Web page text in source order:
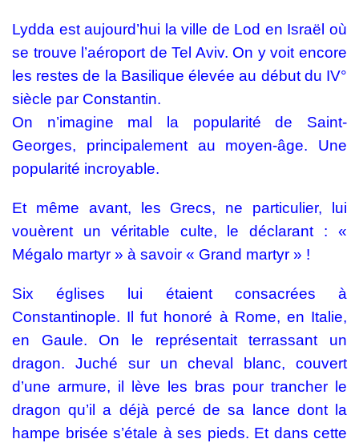
Lydda est aujourd’hui la ville de Lod en Israël où
se trouve l’aéroport de Tel Aviv. On y voit encore
les restes de la Basilique élevée au début du IV°
siècle par Constantin.
On n’imagine mal la popularité de Saint-
Georges, principalement au moyen-âge. Une
popularité incroyable.
Et même avant, les Grecs, ne particulier, lui
vouèrent un véritable culte, le déclarant : «
Mégalo martyr » à savoir « Grand martyr » !
Six églises lui étaient consacrées à
Constantinople. Il fut honoré à Rome, en Italie,
en Gaule. On le représentait terrassant un
dragon. Juché sur un cheval blanc, couvert
d’une armure, il lève les bras pour trancher le
dragon qu’il a déjà percé de sa lance dont la
hampe brisée s’étale à ses pieds. Et dans cette